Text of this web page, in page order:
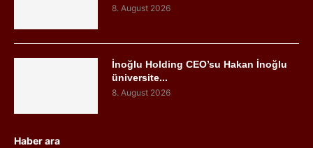
8. August 2026
İnoğlu Holding CEO’su Hakan İnoğlu
üniversite...
8. August 2026
Haber ara